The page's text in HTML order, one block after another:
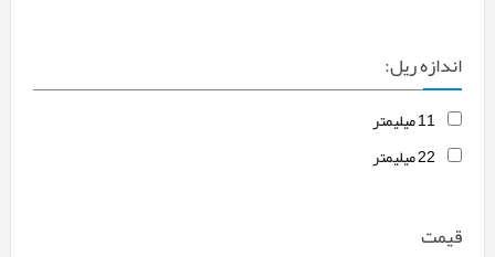
اندازه ریل:
11 میلیمتر
22 میلیمتر
قیمت